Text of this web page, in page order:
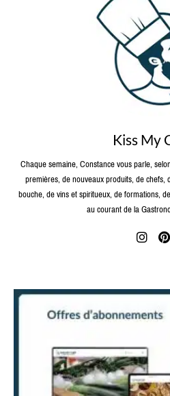
Kiss My
Chaque semaine, Constance vous parle,
premières, de nouveaux produits, de
bouche, de vins et spiritueux, de formations,
au courant de la